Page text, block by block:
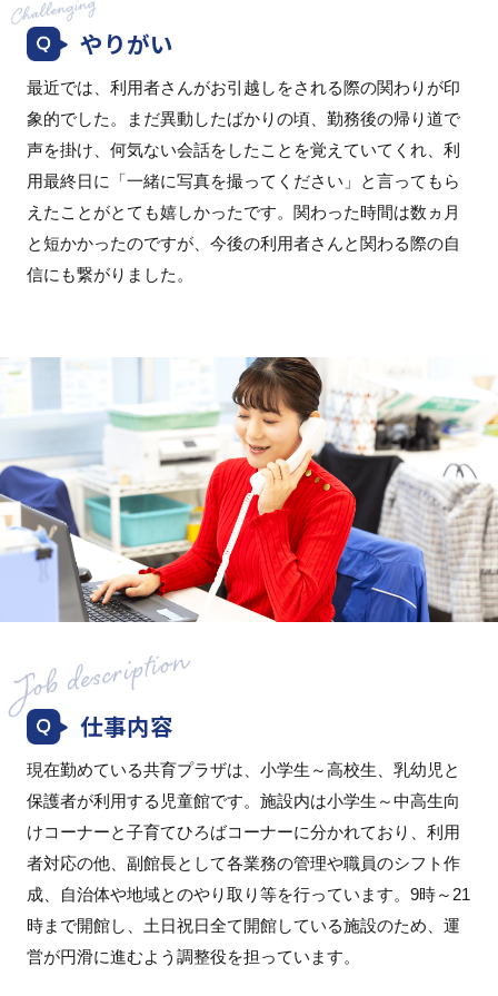
やりがい
最近では、利用者さんがお引越しをされる際の関わりが印
象的でした。まだ異動したばかりの頃、勤務後の帰り道で
声を掛け、何気ない会話をしたことを覚えていてくれ、利
用最終日に「一緒に写真を撮ってください」と言ってもら
えたことがとても嬉しかったです。関わった時間は数ヵ月
と短かかったのですが、今後の利用者さんと関わる際の自
信にも繋がりました。
仕事内容
現在勤めている共育プラザは、小学生～高校生、乳幼児と
保護者が利用する児童館です。施設内は小学生～中高生向
けコーナーと子育てひろばコーナーに分かれており、利用
者対応の他、副館長として各業務の管理や職員のシフト作
成、自治体や地域とのやり取り等を行っています。9時～21
時まで開館し、土日祝日全て開館している施設のため、運
営が円滑に進むよう調整役を担っています。